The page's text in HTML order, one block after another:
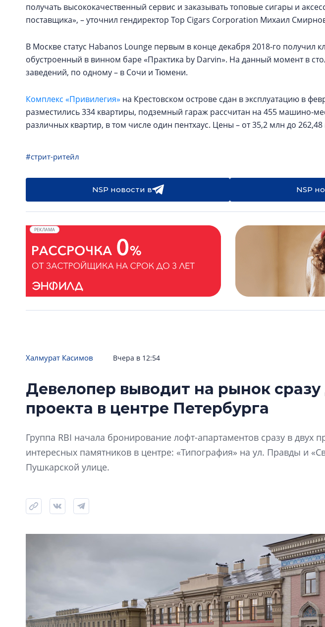
получать высококачественный сервис и заказывать топовые сигары и
поставщика», – уточнил гендиректор Top Cigars Corporation Михаил
В Москве статус Habanos Lounge первым в конце декабря 2018-го получил
обустроенный в винном баре «Практика by Darvin». На данный момент в
заведений, по одному – в Сочи и Тюмени.
Комплекс «Привилегия» на Крестовском острове сдан в эксплуатацию в
разместились 334 квартиры, подземный гараж рассчитан на 455 машино-
различных квартир, в том числе один пентхаус. Цены – от 35,2 млн до
#стрит-ритейл
NSP новости в NSP
РЕКЛАМА
Халмурат Касимов Вчера в 12:54
Девелопер выводит на рынок сразу
проекта в центре Петербурга
Группа RBI начала бронирование лофт-апартаментов сразу в двух
интересных памятников в центре: «Типография» на ул. Правды и
Пушкарской улице.